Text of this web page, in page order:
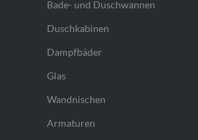
Bade- und Duschwannen
Duschkabinen
Dampfbäder
Glas
Wandnischen
Armaturen